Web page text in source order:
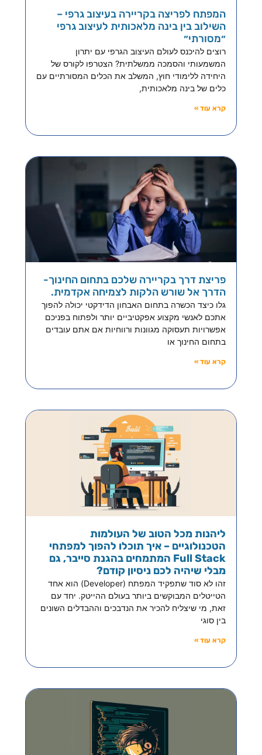
המפתח לפריצה בקריירה בעיצוב גרפי –
השילוב בין בינה מלאכותית לעיצוב גרפי
״מסורתי״
רוצים להיכנס לעולם העיצוב הגרפי עם יתרון
המשמעותי והסמכה ממשלתית? הצטרפו לקורס של
היחידה ללימודי חוץ, המשלב את הכלים המסורתיים עם
כלים של בינה מלאכותית,
קרא עוד »
פריצת דרך בקריירה שלכם בתחום החינוך-
הדרך אל שורש הלקות לצמיחה אקדמית.
גלו כיצד הכשרה בתחום האבחון הדידקטי יכולה להפוך
אתכם לאנשי מקצוע אפקטיביים יותר ולפתוח בפניכם
אפשרויות תעסוקה מגוונות ורווחיות אם אתם עובדים
בתחום החינוך או
קרא עוד »
ליהנות מכל הטוב של העולמות
הטכנולוגיים – איך תוכלו להפוך למפתחי
Full Stack המתמחים בהגנת סייבר, גם
מבלי שיהיה לכם ניסיון קודם?
זהו לא סוד שתפקיד המפתח (Developer) הוא אחד
הטייטלים המבוקשים ביותר בעולם ההייטק. יחד עם
זאת, מי שיצליח להכיר את הנדבכים וההבדלים השונים
בין סוגי
קרא עוד »